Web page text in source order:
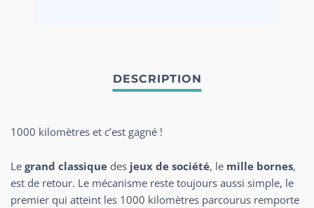
1000 kilomètres et c’est gagné !
Le grand classique des jeux de société, le mille bornes,
est de retour. Le mécanisme reste toujours aussi simple, le
premier qui atteint les 1000 kilomètres parcourus remporte